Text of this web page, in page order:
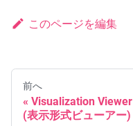
このページを編集
前へ
Visualization Viewer
(表示形式ビューアー)